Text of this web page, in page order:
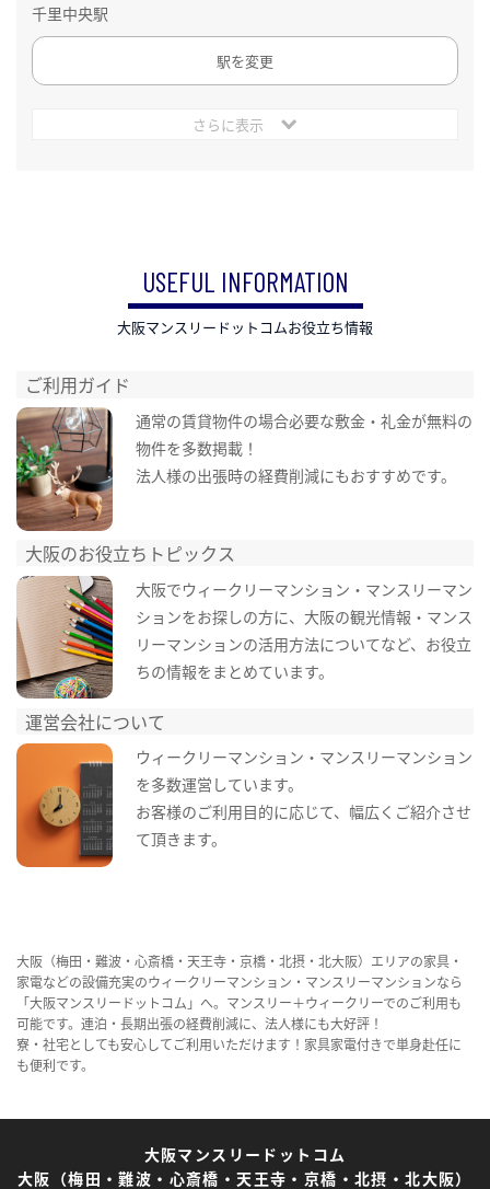
千里中央駅
駅を変更
さらに表示
USEFUL INFORMATION
大阪マンスリードットコムお役立ち情報
ご利用ガイド
通常の賃貸物件の場合必要な敷金・礼金が無料の
物件を多数掲載！
法人様の出張時の経費削減にもおすすめです。
大阪のお役立ちトピックス
大阪でウィークリーマンション・マンスリーマン
ションをお探しの方に、大阪の観光情報・マンス
リーマンションの活用方法についてなど、お役立
ちの情報をまとめています。
運営会社について
ウィークリーマンション・マンスリーマンション
を多数運営しています。
お客様のご利用目的に応じて、幅広くご紹介させ
て頂きます。
大阪（梅田・難波・心斎橋・天王寺・京橋・北摂・北大阪）エリアの家具・
家電などの設備充実のウィークリーマンション・マンスリーマンションなら
「大阪マンスリードットコム」へ。マンスリー＋ウィークリーでのご利用も
可能です。連泊・長期出張の経費削減に、法人様にも大好評！
寮・社宅としても安心してご利用いただけます！家具家電付きで単身赴任に
も便利です。
大阪マンスリードットコム
大阪（梅田・難波・心斎橋・天王寺・京橋・北摂・北大阪）